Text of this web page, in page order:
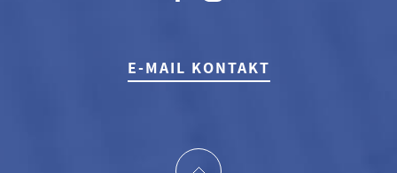
E-MAIL KONTAKT